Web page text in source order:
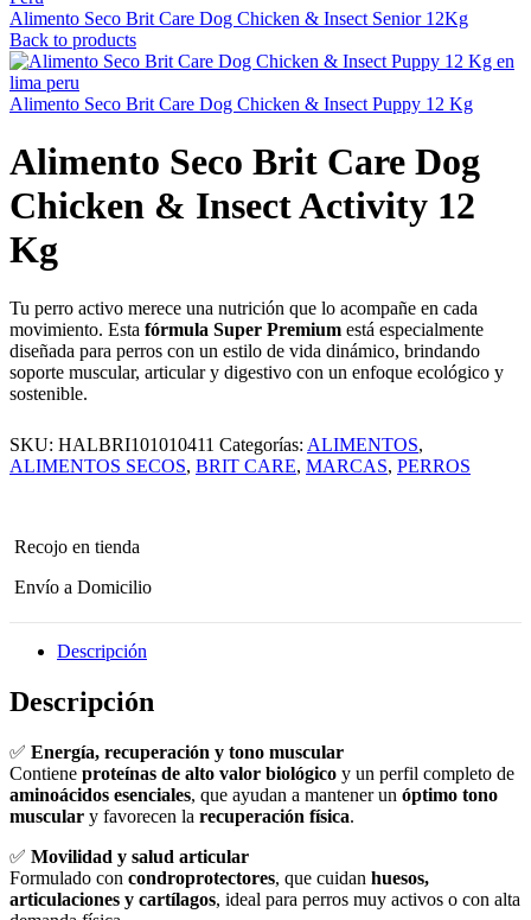
Alimento Seco Brit Care Dog Chicken & Insect Senior 12Kg
Back to products
Alimento Seco Brit Care Dog Chicken & Insect Puppy 12 Kg
Alimento Seco Brit Care Dog
Chicken & Insect Activity 12
Kg
Tu perro activo merece una nutrición que lo acompañe en cada
movimiento. Esta fórmula Super Premium está especialmente
diseñada para perros con un estilo de vida dinámico, brindando
soporte muscular, articular y digestivo con un enfoque ecológico y
sostenible.
SKU: HALBRI101010411 Categorías: ALIMENTOS,
ALIMENTOS SECOS, BRIT CARE, MARCAS, PERROS
Recojo en tienda
Envío a Domicilio
Descripción
Descripción
✅ Energía, recuperación y tono muscular
Contiene proteínas de alto valor biológico y un perfil completo de
aminoácidos esenciales, que ayudan a mantener un óptimo tono
muscular y favorecen la recuperación física.
✅ Movilidad y salud articular
Formulado con condroprotectores, que cuidan huesos,
articulaciones y cartílagos, ideal para perros muy activos o con alta